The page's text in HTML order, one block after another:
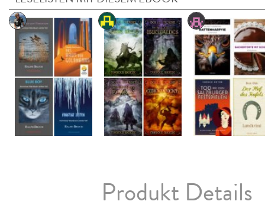
Produkt Details